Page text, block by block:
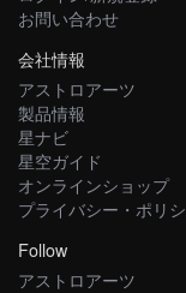
お問い合わせ
会社情報
アストロアーツ
製品情報
星ナビ
星空ガイド
オンラインショップ
プライバシー・ポリ
Follow
アストロアーツ